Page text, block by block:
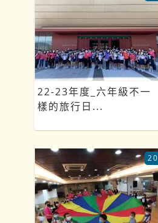
22-23年度_六年級不一
樣的旅行日...
20